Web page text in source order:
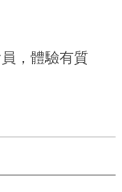
，體驗有質